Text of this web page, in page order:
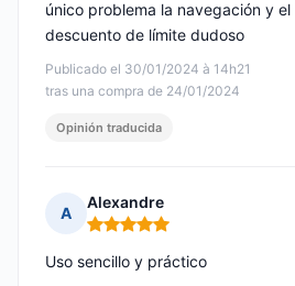
Publicado el 30/01/2024 à 14h21
tras una compra de 24/01/2024
único problema la navegación y
descuento de límite dudoso
Opinión traducida
A
Alexandre
Nota: 5 de 5
Uso sencillo y práctico